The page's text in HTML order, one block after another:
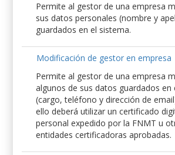
Permite al gestor de una empresa
sus datos personales (nombre y
guardados en el sistema.
Modificación de gestor en empresa
Permite al gestor de una empresa
algunos de sus datos guardados en
(cargo, teléfono y dirección de
ello deberá utilizar un certificado
personal expedido por la FNMT u
entidades certificadoras aprobadas.